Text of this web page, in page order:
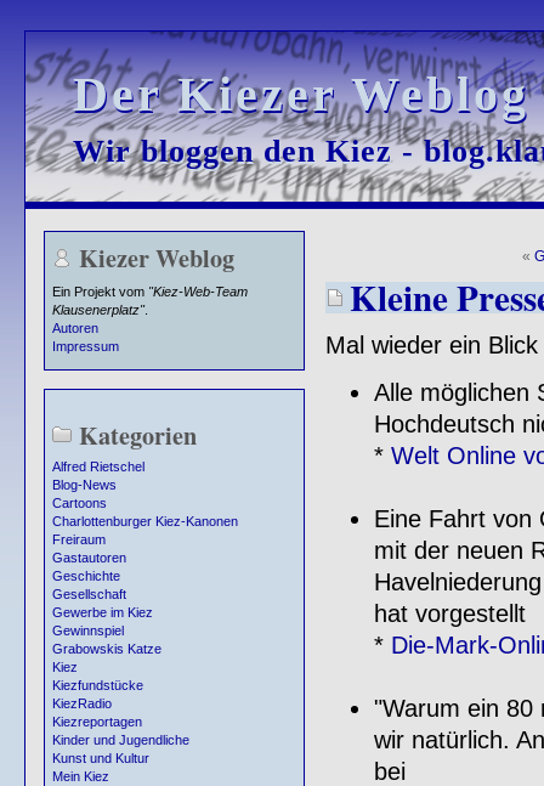
Der Kiezer
Der Kiezer
Wir bloggen den Kiez -
Wir bloggen den Kiez -
Kiezer Weblog
Ein Projekt vom "Kiez-Web-Team
Klausenerplatz".
Autoren
Impressum
Kategorien
Alfred Rietschel
Blog-News
Cartoons
Charlottenburger Kiez-Kanonen
Freiraum
Gastautoren
Geschichte
Gesellschaft
Gewerbe im Kiez
Gewinnspiel
Grabowskis Katze
Kiez
Kiezfundstücke
KiezRadio
Kiezreportagen
Kinder und Jugendliche
Kunst und Kultur
Mein Kiez
«
Kleine
Mal wieder ein
Alle möglichen
Hochdeutsch
* Welt Online
Eine Fahrt von
mit der neuen
hat vorgestellt
* Die-Mark-
"Warum ein 80
wir natürlich.
bei